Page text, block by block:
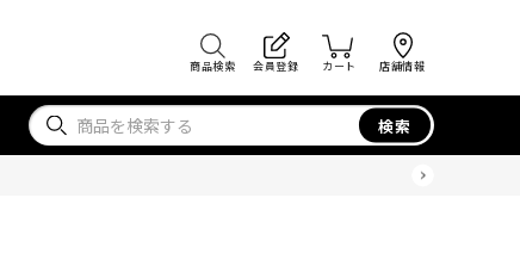
商品検索 会員登録 カート 店舗情報
検索